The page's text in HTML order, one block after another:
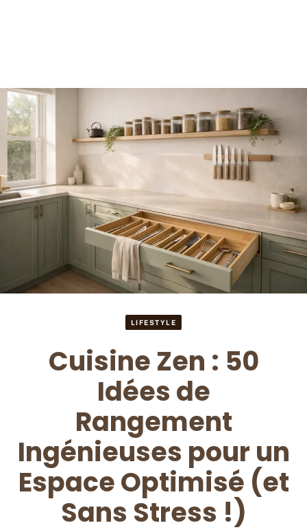
LIFESTYLE
Cuisine Zen : 50
Idées de
Rangement
Ingénieuses pour un
Espace Optimisé (et
Sans Stress !)